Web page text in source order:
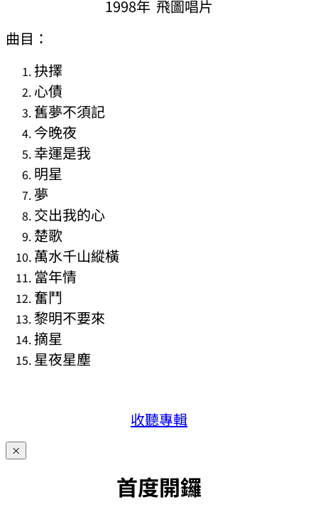
1998年 飛圖唱片
曲目：
抉擇
心債
舊夢不須記
今晚夜
幸運是我
明星
夢
交出我的心
楚歌
萬水千山縱橫
當年情
奮鬥
黎明不要來
摘星
星夜星塵
收聽專輯
×
首度開鑼